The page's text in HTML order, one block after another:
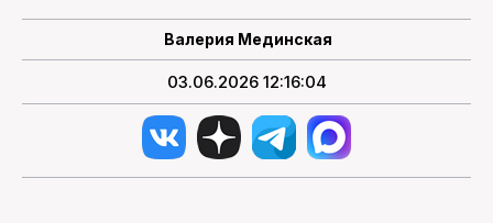
Валерия Мединская
03.06.2026 12:16:04